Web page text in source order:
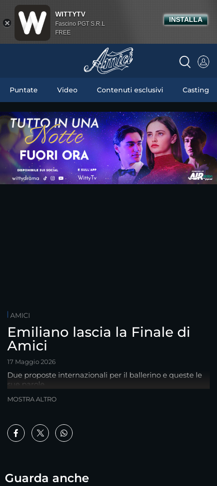
Puntate Video Contenuti esclusivi Casting
AMICI
Emiliano lascia la Finale di
Amici
17 Maggio 2026
Due proposte internazionali per il ballerino e queste le
sue parole
MOSTRA ALTRO
Guarda anche
WITTYTV
Fascino PGT S.R.L
FREE
INSTALLA